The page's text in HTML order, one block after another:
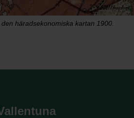
häradsekonomiska kartan 1900.